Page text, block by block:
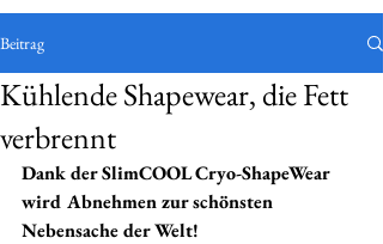
Beitrag
Kühlende Shapewear, die Fett
verbrennt
Dank der SlimCOOL Cryo-ShapeWear
wird Abnehmen zur schönsten
Nebensache der Welt!